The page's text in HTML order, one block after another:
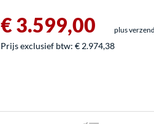
€ 3.599,00 plus
Prijs exclusief btw: € 2.974,38